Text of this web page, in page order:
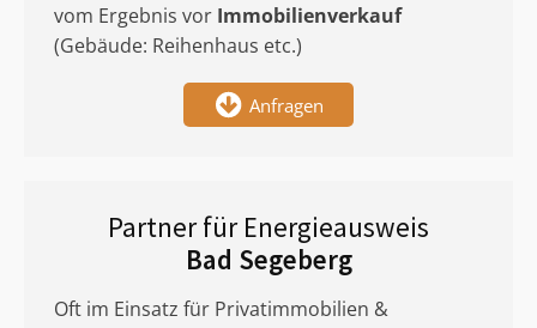
vom Ergebnis vor Immobilienverkauf
(Gebäude: Reihenhaus etc.)
Anfragen
Partner für Energieausweis
Bad Segeberg
Oft im Einsatz für Privatimmobilien &